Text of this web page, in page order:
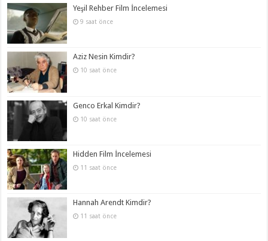
Yeşil Rehber Film İncelemesi
9 saat önce
Aziz Nesin Kimdir?
10 saat önce
Genco Erkal Kimdir?
10 saat önce
Hidden Film İncelemesi
11 saat önce
Hannah Arendt Kimdir?
11 saat önce